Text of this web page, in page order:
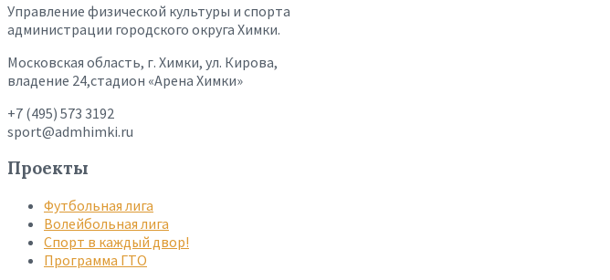
Управление физической культуры и спорта
администрации городского округа Химки.
Московская область, г. Химки, ул. Кирова,
владение 24,стадион «Арена Химки»
+7 (495) 573 3192
sport@admhimki.ru
Проекты
Футбольная лига
Волейбольная лига
Спорт в каждый двор!
Программа ГТО